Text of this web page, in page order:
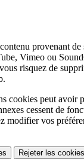
provenant de
Vimeo ou
risquez de
cookies peut avoir
cessent de
modifier vos
Rejeter les cookies